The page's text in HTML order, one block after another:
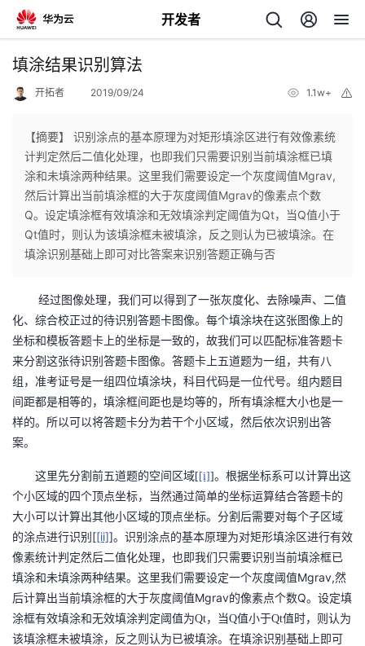
开发者
返
个
人
页
我
开
发
者
的
博
客
我
的
论
坛
我
的
圈
子
我
的
直
我
的
我
填涂结果识别算法
开拓者 2019/09/24 1.1w+
【摘要】 识别涂点的基本原理为对矩形填涂区进行有效像素统
计判定然后二值化处理，也即我们只需要识别当前填涂框已填
涂和未填涂两种结果。这里我们需要设定一个灰度阈值Mgrav,
然后计算出当前填涂框的大于灰度阈值Mgrav的像素点个数
Q。设定填涂框有效填涂和无效填涂判定阈值为Qt，当Q值小于
Qt值时，则认为该填涂框未被填涂，反之则认为已被填涂。在
填涂识别基础上即可对比答案来识别答题正确与否
经过图像处理，我们可以得到了一张灰度化、去除噪声、二值
化、综合校正过的待识别答题卡图像。每个填涂块在这张图像上的
坐标和模板答题卡上的坐标是一致的，故我们可以匹配标准答题卡
来分割这张待识别答题卡图像。答题卡上五道题为一组，共有八
组，准考证号是一组四位填涂块，科目代码是一位代号。组内题目
间距都是相等的，填涂框间距也是均等的，所有填涂框大小也是一
样的。所以可以将答题卡分为若干个小区域，然后依次识别出答
案。
这里先分割前五道题的空间区域[ [i]]。根据坐标系可以计算出这
个小区域的四个顶点坐标，当然通过简单的坐标运算结合答题卡的
大小可以计算出其他小区域的顶点坐标。 分割后需要对每个子区域
的涂点进行识别 [[ii]]。识别涂点的基本原理为对矩形填涂区进行有效
像素统计判定然后二值化处理，也即我们只需要识别当前填涂框已
填涂和未填涂两种结果。这里我们需要设定一个灰度阈值Mgrav,然
后计算出当前填涂框的大于灰度阈值Mgrav的像素点个数Q。 设定填
涂框有效填涂和无效填涂判定阈值为Qt，当Q值小于Qt值时，则认为
该填涂框未被填涂，反之则认为已被填涂。在填涂识别基础上即可